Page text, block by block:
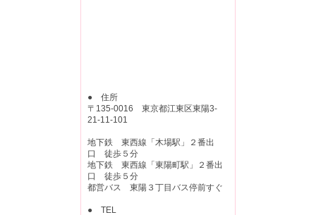
● 住所
〒135-0016 東京都江東区東陽3-
21-11-101
地下鉄 東西線「木場駅」２番出
口 徒歩５分
地下鉄 東西線「東陽町駅」２番出
口 徒歩５分
都営バス 東陽３丁目バス停前すぐ
● TEL